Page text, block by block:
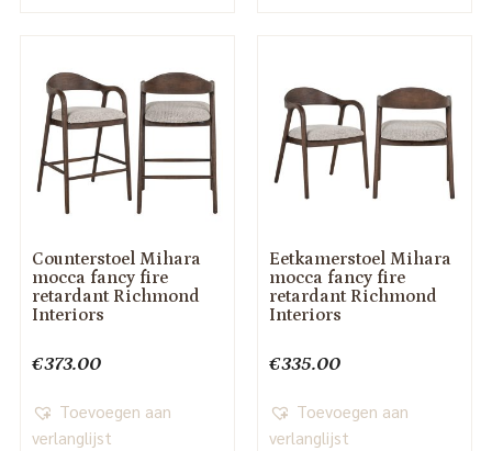
Counterstoel Mihara
mocca fancy fire
retardant Richmond
Interiors
€373.00
Toevoegen aan
verlanglijst
Eetkamerstoel Mihara
mocca fancy fire
retardant Richmond
Interiors
€335.00
Toevoegen aan
verlanglijst